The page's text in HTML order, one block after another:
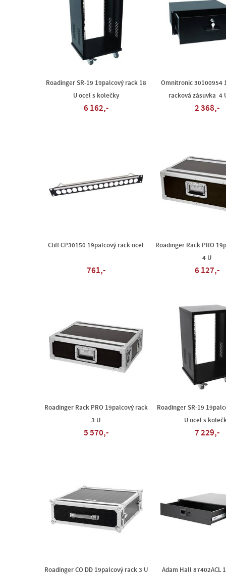
Roadinger SR-19 19palcový rack 18
U ocel s kolečky
6 162,-
Omnitronic 30100954
racková zásuvka 4
2 368,-
Cliff CP30150 19palcový rack ocel
761,-
Roadinger Rack PRO
4 U
6 127,-
Roadinger Rack PRO 19palcový rack
3 U
5 570,-
Roadinger SR-19
U ocel s
7 229,-
Roadinger CO DD 19palcový rack 3 U
Adam Hall 87402ACL